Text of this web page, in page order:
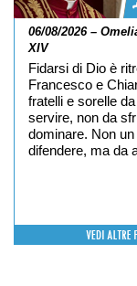
06/08/2026 –
XIV
Fidarsi di Dio è
Francesco e
fratelli e sorelle
servire, non da
dominare. Non
difendere, ma da